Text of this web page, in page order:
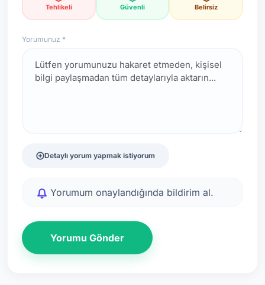
Tehlikeli Güvenli Belirsiz
Yorumunuz *
Detaylı yorum yapmak istiyorum
Yorumum onaylandığında bildirim al.
Yorumu Gönder